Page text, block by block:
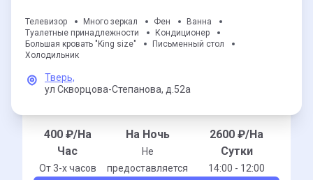
Телевизор Много зеркал Фен
Ванна
Туалетные принадлежности
Кондиционер
Большая кровать "King size"
Письменный стол
Холодильник
Тверь,
ул Скворцова-Степанова, д.52а
400₽/На
Час
От 3-x часов
На Ночь
Не
предоставляется
2600 ₽/На
Сутки
14:00 - 12:00